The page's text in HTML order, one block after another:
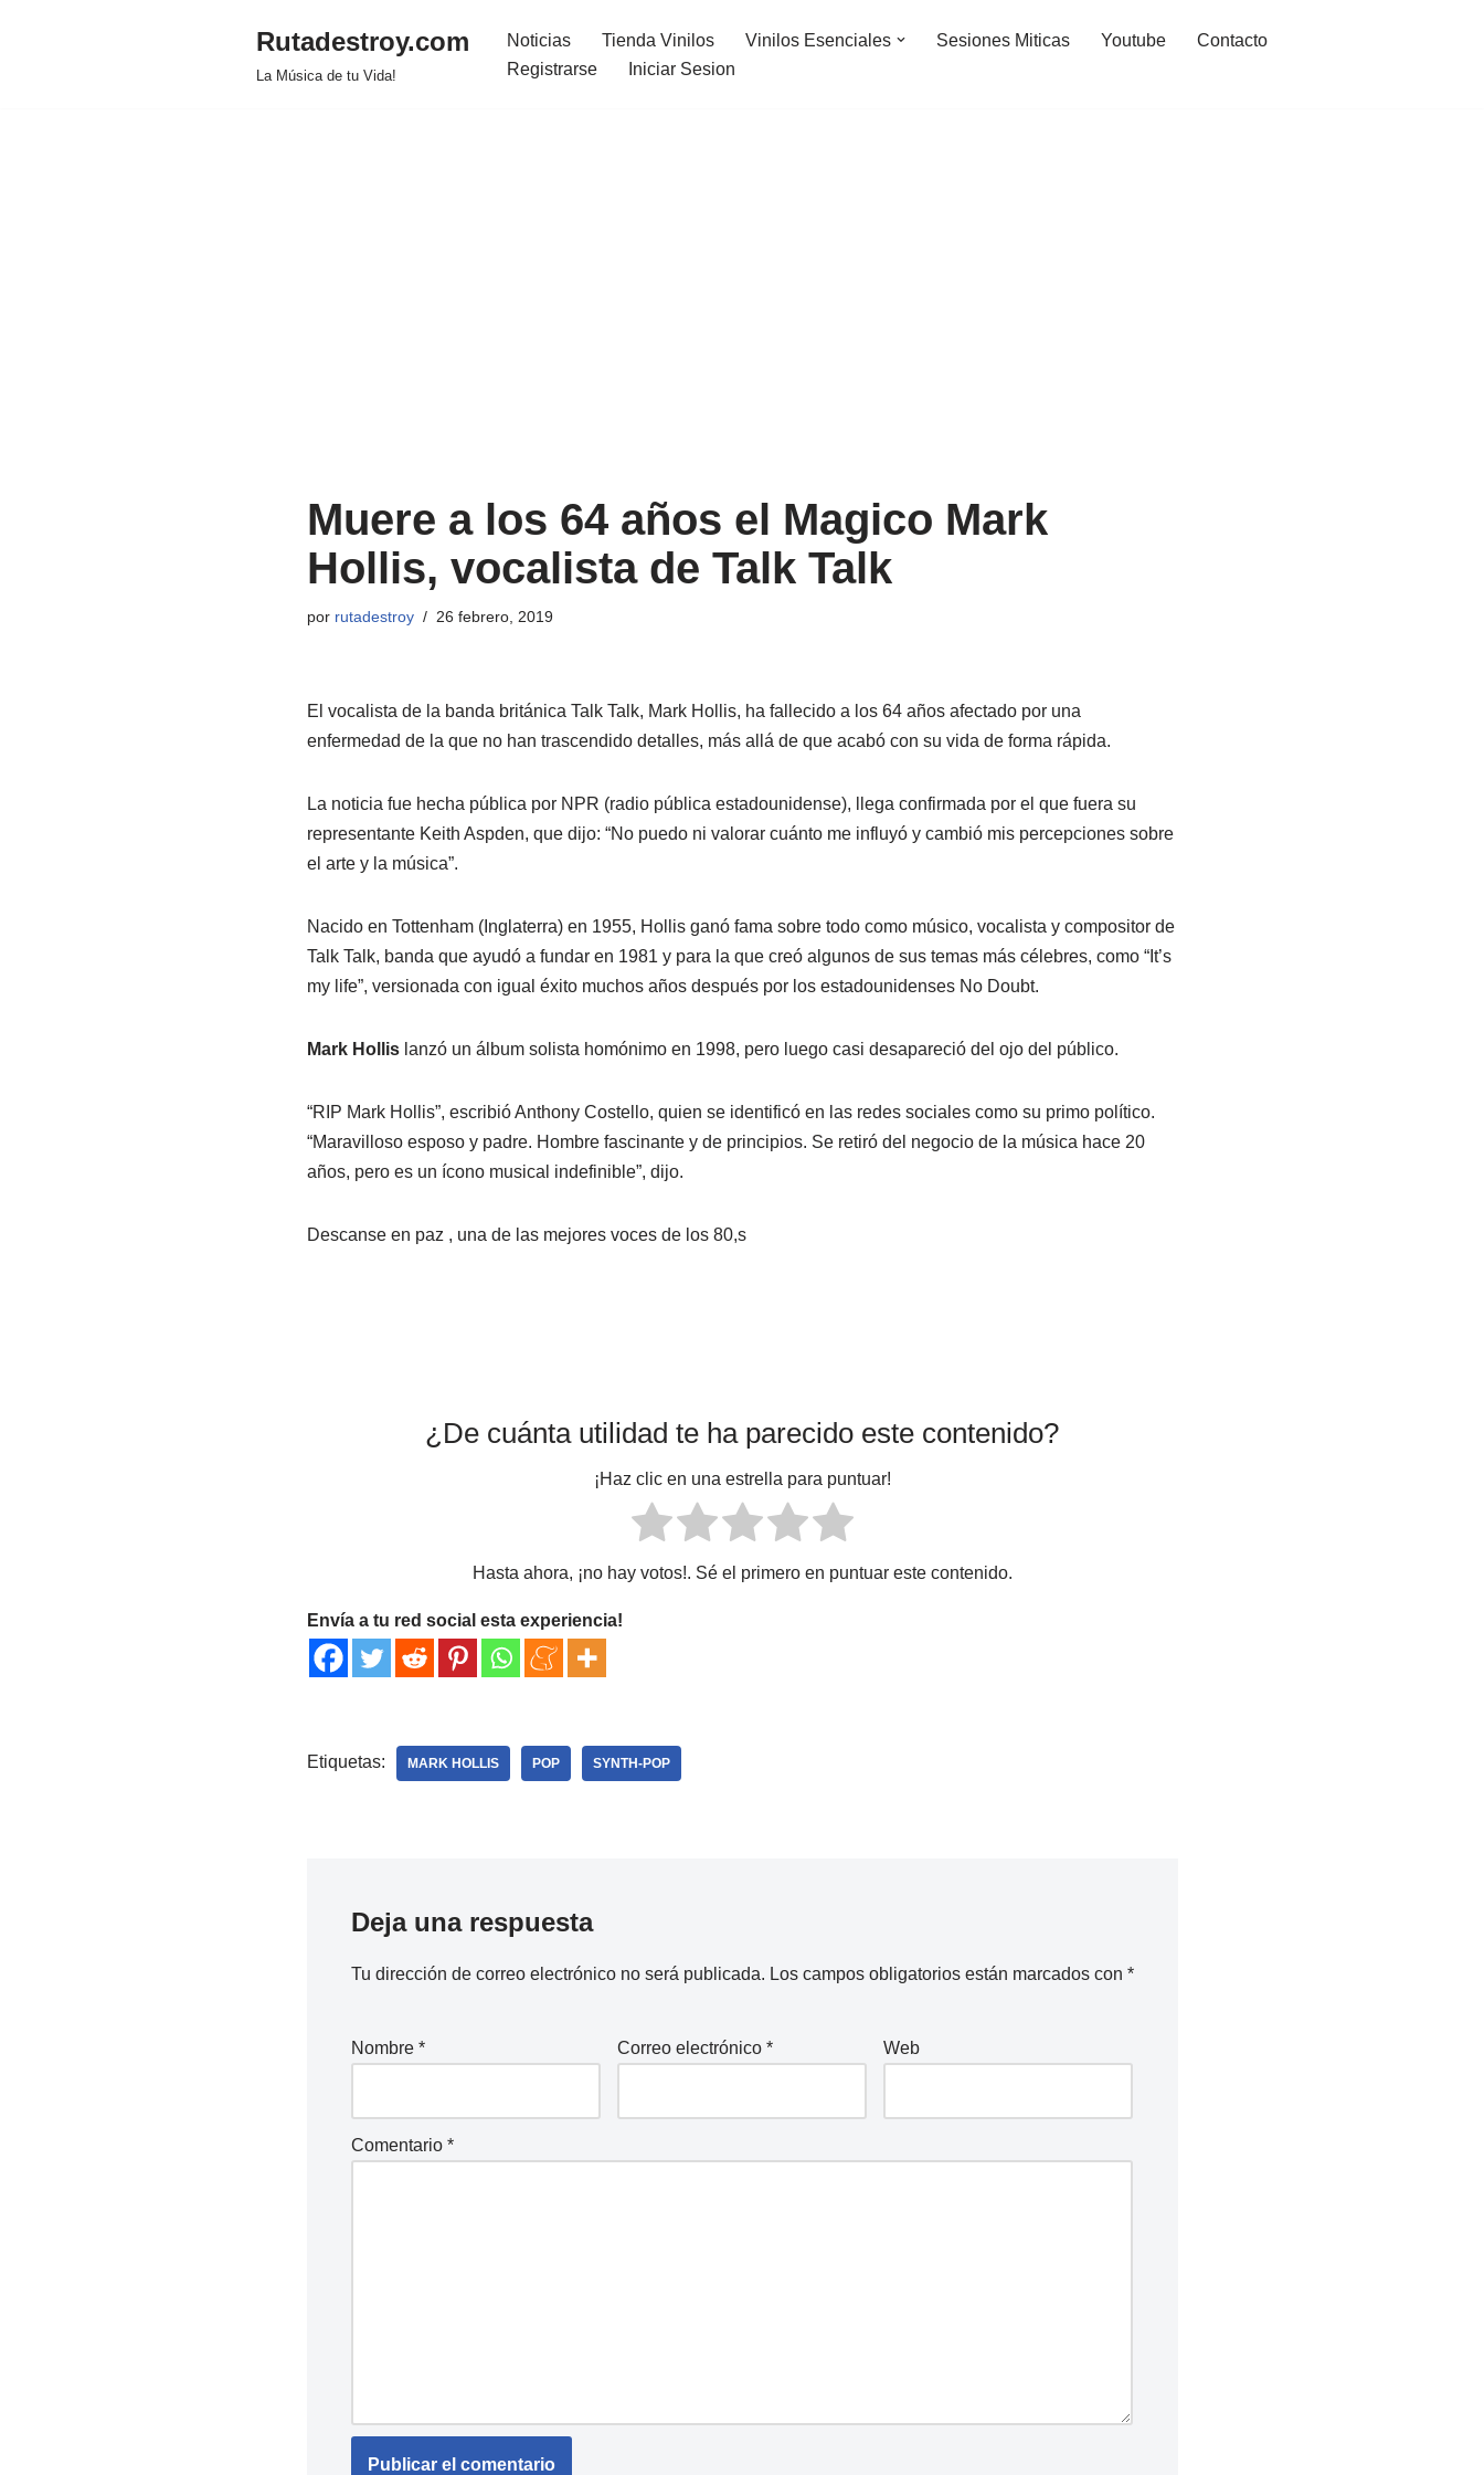
Rutadestroy.com
La Música de tu Vida!
Noticias Tienda Vinilos Vinilos Esenciales Sesiones Miticas Youtube
Contacto
Registrarse
Iniciar Sesion
Muere a los 64 años el Magico Mark
Hollis, vocalista de Talk Talk
por rutadestroy 26 febrero, 2019
El vocalista de la banda británica Talk Talk, Mark Hollis, ha fallecido a los 64 años afectado por una
enfermedad de la que no han trascendido detalles, más allá de que acabó con su vida de forma rápida.
La noticia fue hecha pública por NPR (radio pública estadounidense), llega confirmada por el que fuera su
representante Keith Aspden, que dijo: “No puedo ni valorar cuánto me influyó y cambió mis percepciones sobre
el arte y la música”.
Nacido en Tottenham (Inglaterra) en 1955, Hollis ganó fama sobre todo como músico, vocalista y compositor de
Talk Talk, banda que ayudó a fundar en 1981 y para la que creó algunos de sus temas más célebres, como “It’s
my life”, versionada con igual éxito muchos años después por los estadounidenses No Doubt.
Mark Hollis lanzó un álbum solista homónimo en 1998, pero luego casi desapareció del ojo del público.
“RIP Mark Hollis”, escribió Anthony Costello, quien se identificó en las redes sociales como su primo político.
“Maravilloso esposo y padre. Hombre fascinante y de principios. Se retiró del negocio de la música hace 20
años, pero es un ícono musical indefinible”, dijo.
Descanse en paz , una de las mejores voces de los 80,s
¿De cuánta utilidad te ha parecido este contenido?
¡Haz clic en una estrella para puntuar!
Hasta ahora, ¡no hay votos!. Sé el primero en puntuar este contenido.
Envía a tu red social esta experiencia!
Etiquetas: MARK HOLLIS POP SYNTH-POP
Deja una respuesta
Tu dirección de correo electrónico no será publicada. Los campos obligatorios están marcados con *
Nombre * Correo electrónico * Web
Comentario *